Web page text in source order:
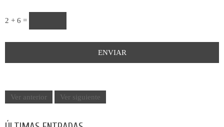
2 + 6 =
Ver anterior Ver siguiente